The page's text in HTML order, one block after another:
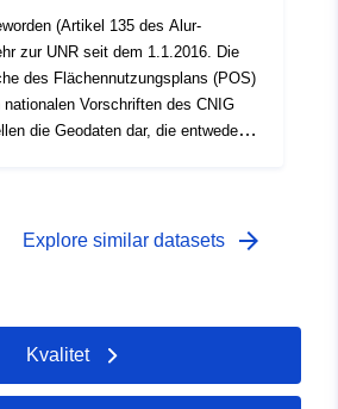
(Artikel 135 des Alur-
zur UNR seit dem 1.1.2016. Die
des Flächennutzungsplans (POS)
Vorschriften des CNIG
die Geodaten dar, die entweder
Städtebaugesetzbuchs den
und 05 (Gebiete mit verzögerter
in den grafischen Dokumenten des
Explore similar datasets arrow_forward
Kvalitet